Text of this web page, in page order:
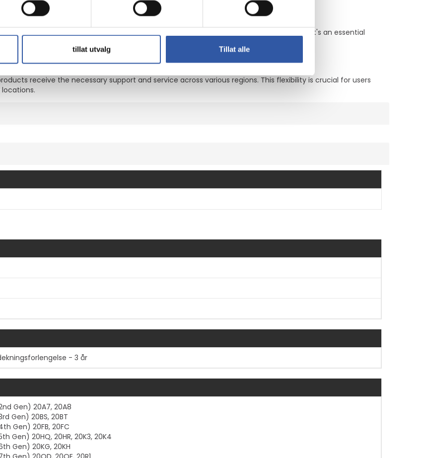
tillat utvalg Tillat alle
your service agreement, ensuring your devices are covered across different zones. It's an essential
no matter where they are.
receive the necessary support and service across various regions. This flexibility is crucial for users
- 3 år
Gen) 20A7, 20A8
Gen) 20BS, 20BT
Gen) 20FB, 20FC
Gen) 20HQ, 20HR, 20K3, 20K4
Gen) 20KG, 20KH